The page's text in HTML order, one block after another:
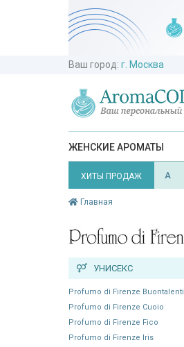
Ваш город: г. Москва
ЖЕНСКИЕ АРОМАТЫ
ХИТЫ ПРОДАЖ A
Главная
УНИСЕКС
Profumo di Firenze Buontalenti
Profumo di Firenze Cuoio
Profumo di Firenze Fico
Profumo di Firenze Iris